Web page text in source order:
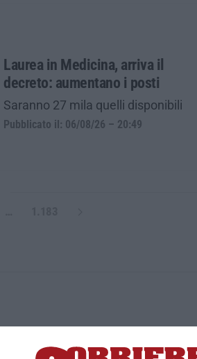
Laurea in Medicina, arriva il
decreto: aumentano i posti
Saranno 27 mila quelli disponibili
Pubblicato il: 06/08/26 – 20:49
Terme (CZ)